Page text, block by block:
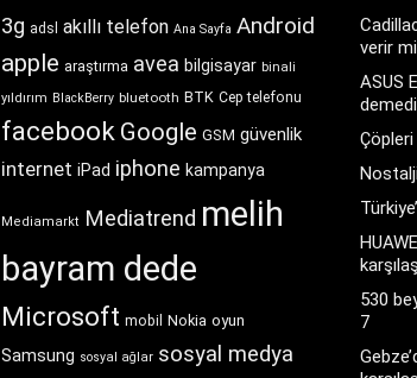
3g adsl akıllı telefon Ana Sayfa Android
apple araştırma avea bilgisayar binali
yıldırım BlackBerry bluetooth BTK Cep telefonu
facebook Google GSM güvenlik
internet iPad iphone kampanya
Mediamarkt Mediatrend melih
bayram dede
Microsoft mobil Nokia oyun
Samsung sosyal ağlar sosyal medya
verir
ASUS
530
7